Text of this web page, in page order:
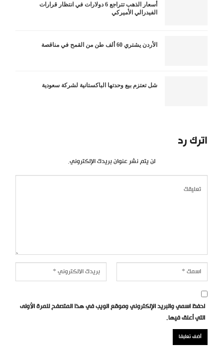
أسعار الذهب تتراجع 6 دولارات في انتظار قرارات
الفيدرالي الأميركي
الأردن يشتري 60 ألف طن من القمح في مناقصة
شل تعتزم بيع وحدتها الباكستانية لشركة سعودية
اترك رد
لن يتم نشر عنوان بريدك الإلكتروني.
احفظ اسمي والبريد الإلكتروني وموقع الويب في هذا المتصفح للمرة الأولى
التي أعلق فيها.